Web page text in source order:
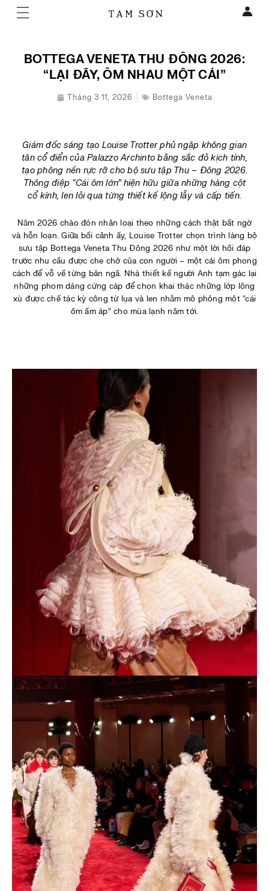
BOTTEGA VENETA THU ĐÔNG 2026:
“LẠI ĐÂY, ÔM NHAU MỘT CÁI”
Tháng 3 11, 2026 Bottega Veneta
Giám đốc sáng tạo Louise Trotter phủ ngập không gian
tân cổ điển của Palazzo Archinto bằng sắc đỏ kịch tính,
tạo phông nền rực rỡ cho bộ sưu tập Thu – Đông 2026.
Thông điệp “Cái ôm lớn” hiện hữu giữa những hàng cột
cổ kính, len lỏi qua từng thiết kế lộng lẫy và cấp tiến.
Năm 2026 chào đón nhân loại theo những cách thật bất ngờ
và hỗn loạn. Giữa bối cảnh ấy, Louise Trotter chọn trình làng bộ
sưu tập Bottega Veneta Thu Đông 2026 như một lời hồi đáp
trước nhu cầu được che chở của con người – một cái ôm phong
cách để vỗ về từng bản ngã. Nhà thiết kế người Anh tạm gác lại
những phom dáng cứng cáp để chọn khai thác những lớp lông
xù được chế tác kỳ công từ lụa và len nhằm mô phỏng một “cái
ôm ấm áp” cho mùa lạnh năm tới.